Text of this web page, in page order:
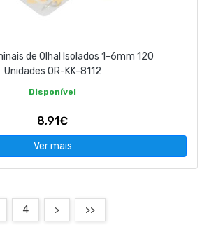
de Olhal Isolados 1-6mm 120
Unidades OR-KK-8112
Disponível
8,91€
Ver mais
4 > >>